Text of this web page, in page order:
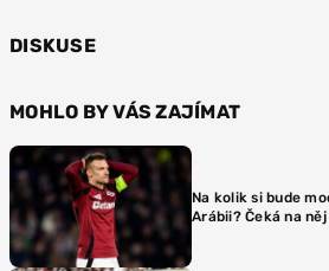
DISKUSE
MOHLO BY VÁS ZAJÍMAT
Na kolik si bude
Arábii? Čeká na